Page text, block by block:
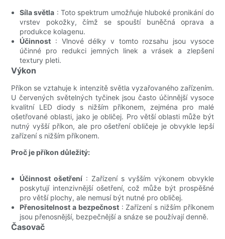
Síla světla : Toto spektrum umožňuje hluboké pronikání do
vrstev pokožky, čímž se spouští buněčná oprava a
produkce kolagenu.
Účinnost : Vlnové délky v tomto rozsahu jsou vysoce
účinné pro redukci jemných linek a vrásek a zlepšení
textury pleti.
Výkon
Příkon se vztahuje k intenzitě světla vyzařovaného zařízením.
U červených světelných tyčinek jsou často účinnější vysoce
kvalitní LED diody s nižším příkonem, zejména pro malé
ošetřované oblasti, jako je obličej. Pro větší oblasti může být
nutný vyšší příkon, ale pro ošetření obličeje je obvykle lepší
zařízení s nižším příkonem.
Proč je příkon důležitý:
Účinnost ošetření : Zařízení s vyšším výkonem obvykle
poskytují intenzivnější ošetření, což může být prospěšné
pro větší plochy, ale nemusí být nutné pro obličej.
Přenositelnost a bezpečnost: Zařízení s nižším příkonem
jsou přenosnější, bezpečnější a snáze se používají denně.
Časovač